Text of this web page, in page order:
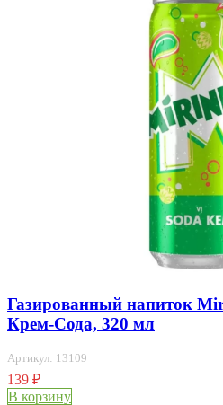
Газированный напиток
Крем-Сода, 320 мл
Артикул: 13109
139 ₽
В корзину